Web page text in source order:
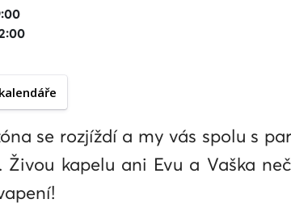
se rozjíždí a my vás spolu s
Živou kapelu ani Evu a Vaška